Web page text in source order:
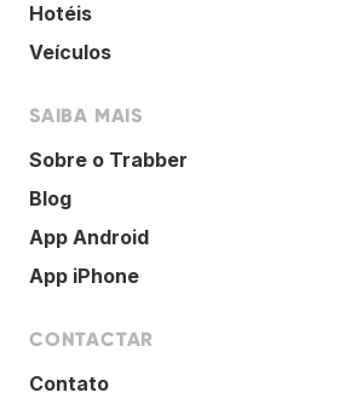
Hotéis
Veículos
SAIBA MAIS
Sobre o Trabber
Blog
App Android
App iPhone
CONTACTAR
Contato